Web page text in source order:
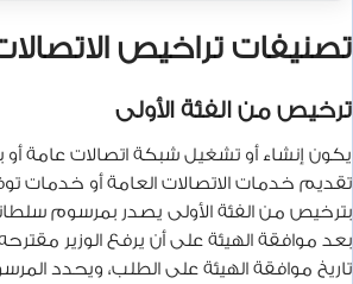
تصنيفات تراخيص
ترخيص من الفئة الأولى
يكون إنشاء أو تشغيل شبكة اتصالات عامة أو
تقديم خدمات الاتصالات العامة أو خدمات
بترخيص من الفئة الأولى يصدر بمرسوم سلطاني
بعد موافقة الهيئة على أن يرفع الوزير
تاريخ موافقة الهيئة على الطلب، ويحدد